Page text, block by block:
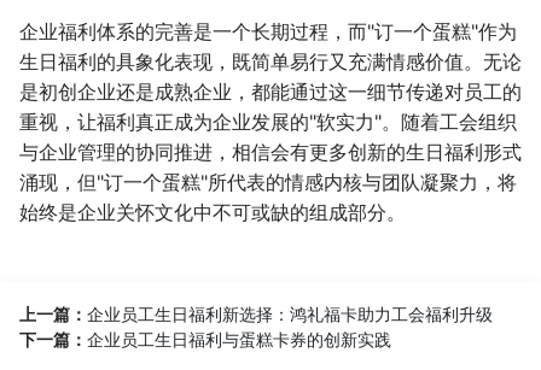
企业福利体系的完善是一个长期过程，而"订一个蛋糕"作为
生日福利的具象化表现，既简单易行又充满情感价值。无论
是初创企业还是成熟企业，都能通过这一细节传递对员工的
重视，让福利真正成为企业发展的"软实力"。随着工会组织
与企业管理的协同推进，相信会有更多创新的生日福利形式
涌现，但"订一个蛋糕"所代表的情感内核与团队凝聚力，将
始终是企业关怀文化中不可或缺的组成部分。
上一篇： 企业员工生日福利新选择：鸿礼福卡助力工会福利升级
下一篇： 企业员工生日福利与蛋糕卡券的创新实践